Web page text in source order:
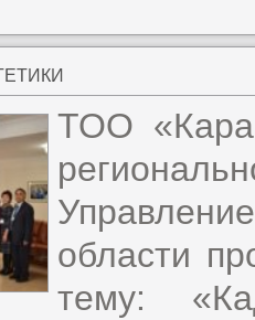
ТОО
области
тему: